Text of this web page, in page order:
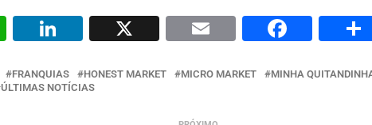
WhatsAppLinkedIn
X Email
FRANQUIAS HONEST MARKET MICRO MARKET
MINHA
ÚLTIMAS NOTÍCIAS